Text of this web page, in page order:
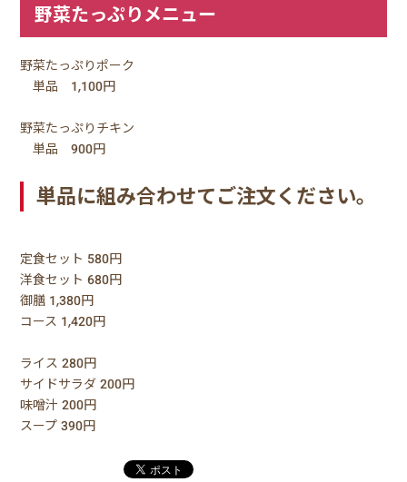
野菜たっぷりメニュー
野菜たっぷりポーク
単品 1,100円
野菜たっぷりチキン
単品 900円
単品に組み合わせてご注文ください。
定食セット 580円
洋食セット 680円
御膳 1,380円
コース 1,420円
ライス 280円
サイドサラダ 200円
味噌汁 200円
スープ 390円